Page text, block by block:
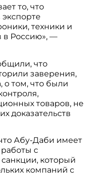
то, что
техники и
в Россию», —
что
заверения,
о том, что были
товаров, не
доказательств
Абу-Даби имеет
с
который
компаний с